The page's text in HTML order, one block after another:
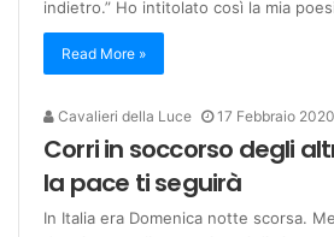
indietro.” Ho intitolato così la mia
Read More »
Cavalieri della Luce 17 Febbraio 2020
Corri in soccorso degli
la pace ti seguirà
In Italia era Domenica notte scorsa.